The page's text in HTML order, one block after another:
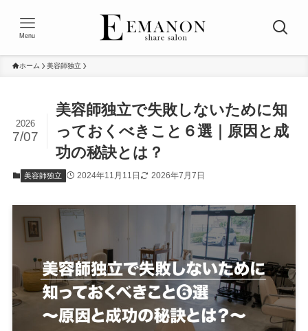
Menu
ホーム 美容師独立
美容師独立で失敗しないために知
っておくべきこと６選｜原因と成
功の秘訣とは？
2026
7/07
美容師独立 2024年11月11日 2026年7月7日